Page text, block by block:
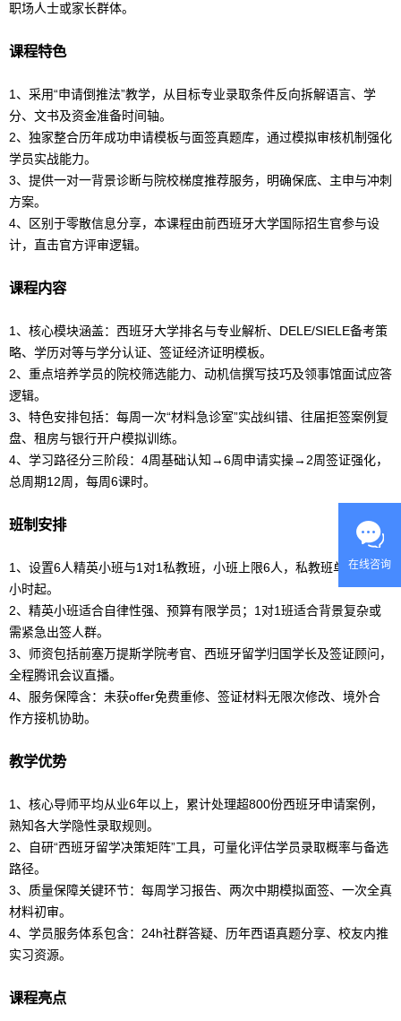
职场人士或家长群体。
课程特色
1、采用“申请倒推法”教学，从目标专业录取条件反向拆解语言、学
分、文书及资金准备时间轴。
2、独家整合历年成功申请模板与面签真题库，通过模拟审核机制强化
学员实战能力。
3、提供一对一背景诊断与院校梯度推荐服务，明确保底、主申与冲刺
方案。
4、区别于零散信息分享，本课程由前西班牙大学国际招生官参与设
计，直击官方评审逻辑。
课程内容
1、核心模块涵盖：西班牙大学排名与专业解析、DELE/SIELE备考策
略、学历对等与学分认证、签证经济证明模板。
2、重点培养学员的院校筛选能力、动机信撰写技巧及领事馆面试应答
逻辑。
3、特色安排包括：每周一次“材料急诊室”实战纠错、往届拒签案例复
盘、租房与银行开户模拟训练。
4、学习路径分三阶段：4周基础认知→6周申请实操→2周签证强化，
总周期12周，每周6课时。
班制安排
1、设置6人精英小班与1对1私教班，小班上限6人，私教班单次预约2
小时起。
2、精英小班适合自律性强、预算有限学员；1对1班适合背景复杂或
需紧急出签人群。
3、师资包括前塞万提斯学院考官、 西班牙留学归国学长及签证顾问，
全程腾讯会议直播。
4、服务保障含：未获offer免费重修、签证材料无限次修改、境外合
作方接机协助。
教学优势
1、核心导师平均从业6年以上，累计处理超800份西班牙申请案例，
熟知各大学隐性录取规则。
2、自研“西班牙留学决策矩阵”工具，可量化评估学员录取概率与备选
路径。
3、质量保障关键环节：每周学习报告、两次中期模拟面签、一次全真
材料初审。
4、学员服务体系包含：24h社群答疑、历年西语真题分享、校友内推
实习资源。
课程亮点
在线咨询